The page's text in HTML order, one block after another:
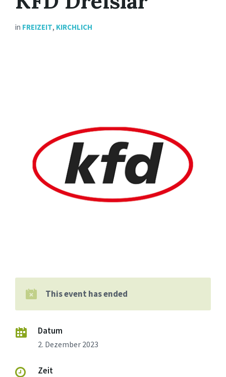
in FREIZEIT, KIRCHLICH
This event has ended
Datum
2. Dezember 2023
Zeit